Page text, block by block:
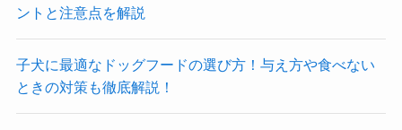
ントと注意点を解説
子犬に最適なドッグフードの選び方！与え方や食べない
ときの対策も徹底解説！